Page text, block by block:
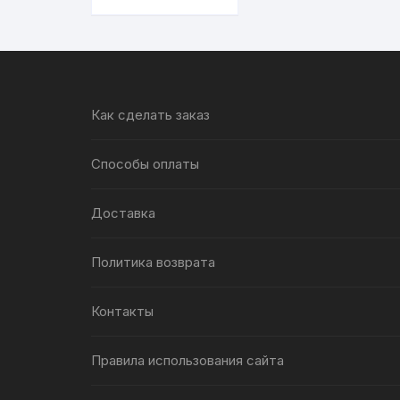
штук
Как сделать заказ
Способы оплаты
Доставка
Политика возврата
Контакты
Правила использования сайта